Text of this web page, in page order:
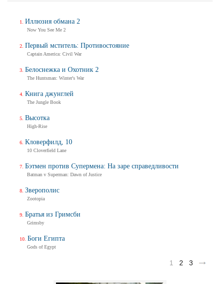
1 2 3
Иллюзия обмана 2
Now You See Me 2
Первый мститель: Противостояние
Captain America: Civil War
Белоснежка и Охотник 2
The Huntsman: Winter's War
Книга джунглей
The Jungle Book
Высотка
High-Rise
Кловерфилд, 10
10 Cloverfield Lane
Бэтмен против Супермена: На заре справедливости
Batman v Superman: Dawn of Justice
Зверополис
Zootopia
Братья из Гримсби
Grimsby
Боги Египта
Gods of Egypt